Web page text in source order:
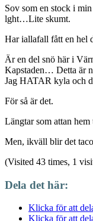
Sov som en stock i
lght…Lite skumt.
Har iallafall fått en hel
Är en del snö här i
Kapstaden… Detta är
Jag HATAR kyla och
För så är det.
Längtar som attan
Men, ikväll blir det
(Visited 43 times, 1
Dela det här:
Klicka för att
Klicka för att